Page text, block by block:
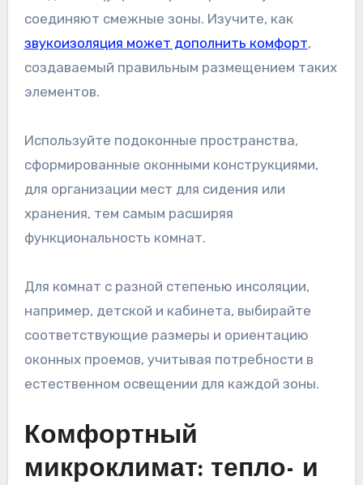
соединяют смежные зоны. Изучите, как
звукоизоляция может дополнить комфорт,
создаваемый правильным размещением таких
элементов.
Используйте подоконные пространства,
сформированные оконными конструкциями,
для организации мест для сидения или
хранения, тем самым расширяя
функциональность комнат.
Для комнат с разной степенью инсоляции,
например, детской и кабинета, выбирайте
соответствующие размеры и ориентацию
оконных проемов, учитывая потребности в
естественном освещении для каждой зоны.
Комфортный
микроклимат: тепло- и